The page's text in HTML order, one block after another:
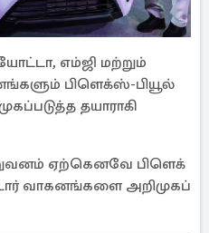
எம்ஜி மற்​றும்
பிளெக்​ஸ்​-பியூல்
தயாராகி
ஏற்​கெனவே பிளெக்​
வாகனங்களை அறிமுகப்​